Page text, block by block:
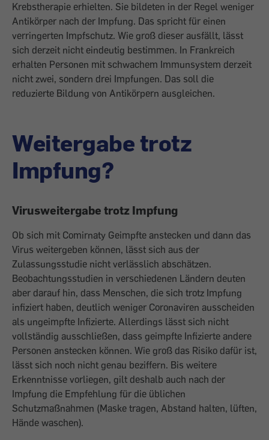
Krebstherapie erhielten. Sie bildeten in der Regel weniger
Antikörper nach der Impfung. Das spricht für einen
verringerten Impfschutz. Wie groß dieser ausfällt, lässt
sich derzeit nicht eindeutig bestimmen. In Frankreich
erhalten Personen mit schwachem Immunsystem derzeit
nicht zwei, sondern drei Impfungen. Das soll die
reduzierte Bildung von Antikörpern ausgleichen.
Weitergabe trotz
Impfung?
Virusweitergabe trotz Impfung
Ob sich mit Comirnaty Geimpfte anstecken und dann das
Virus weitergeben können, lässt sich aus der
Zulassungsstudie nicht verlässlich abschätzen.
Beobachtungsstudien in verschiedenen Ländern deuten
aber darauf hin, dass Menschen, die sich trotz Impfung
infiziert haben, deutlich weniger Coronaviren ausscheiden
als ungeimpfte Infizierte. Allerdings lässt sich nicht
vollständig ausschließen, dass geimpfte Infizierte andere
Personen anstecken können. Wie groß das Risiko dafür ist,
lässt sich noch nicht genau beziffern. Bis weitere
Erkenntnisse vorliegen, gilt deshalb auch nach der
Impfung die Empfehlung für die üblichen
Schutzmaßnahmen (Maske tragen, Abstand halten, lüften,
Hände waschen).